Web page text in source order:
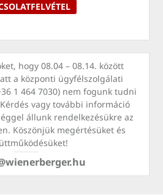
hogy 08.04 – 08.14. között
a központi ügyfélszolgálati
1 464 7030) nem fogunk tudni
vagy további információ
állunk rendelkezésükre az
Köszönjük megértésüket és